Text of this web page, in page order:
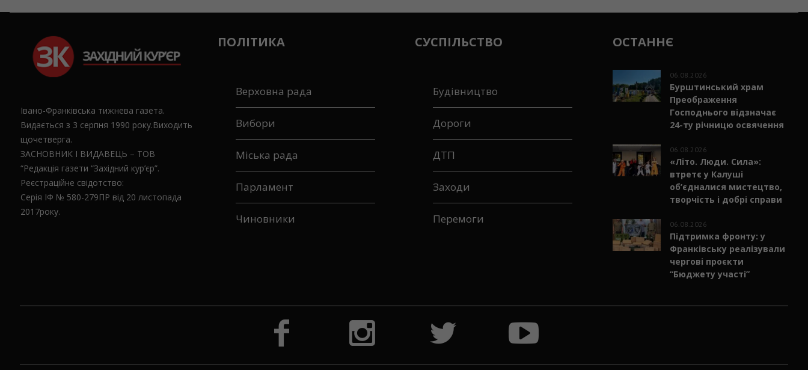
Івано-Франківська тижнева газета.
Видається з 3 серпня 1990 року.Виходить
щочетверга.
ЗАСНОВНИК І ВИДАВЕЦЬ – ТОВ
“Редакція газети “Західний кур’єр”.
Реєстраційне свідотство:
Серія ІФ № 580-279ПР від 20 листопада
2017року.
ПОЛІТИКА
Верховна рада
Вибори
Міська рада
Парламент
Чиновники
СУСПІЛЬСТВО
Будівництво
Дороги
ДТП
Заходи
Перемоги
ОСТАННЄ
06.08.2026
Бурштинський храм
Преображення
Господнього відзначає
24-ту річницю освячення
06.08.2026
«Літо. Люди. Сила»:
втретє у Калуші
об’єдналися мистецтво,
творчість і добрі справи
06.08.2026
Підтримка фронту: у
Франківську реалізували
чергові проєкти
“Бюджету участі”